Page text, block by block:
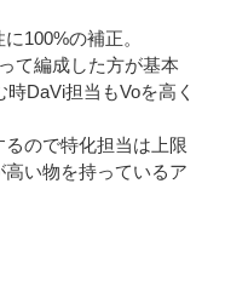
100%の補正。
て編成した方が基本
DaVi担当もVoを高く
ので特化担当は上限
い物を持っているア